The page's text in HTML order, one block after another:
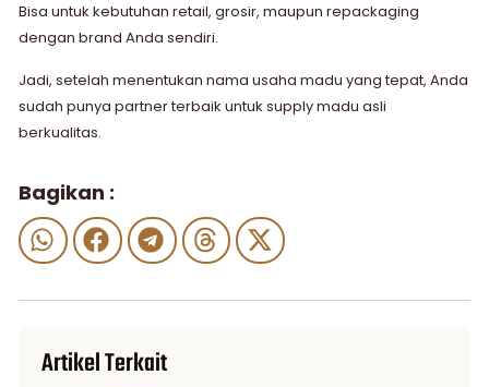
Bisa untuk kebutuhan retail, grosir, maupun repackaging
dengan brand Anda sendiri.
Jadi, setelah menentukan nama usaha madu yang tepat, Anda
sudah punya partner terbaik untuk supply madu asli
berkualitas.
Bagikan :
Artikel Terkait